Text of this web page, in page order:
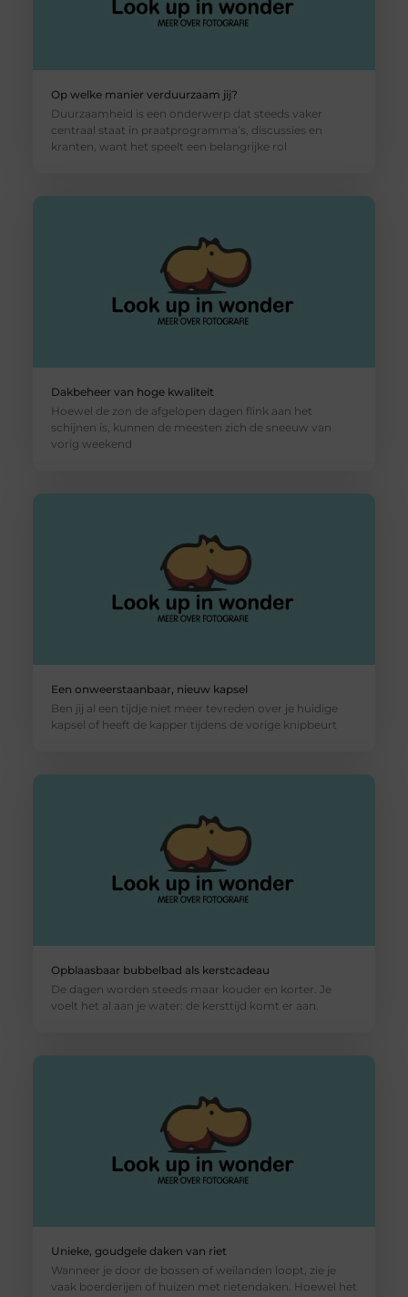
Op welke manier verduurzaam jij?
Duurzaamheid is een onderwerp dat steeds vaker
centraal staat in praatprogramma’s, discussies en
kranten, want het speelt een belangrijke rol
Dakbeheer van hoge kwaliteit
Hoewel de zon de afgelopen dagen flink aan het
schijnen is, kunnen de meesten zich de sneeuw van
vorig weekend
Een onweerstaanbaar, nieuw kapsel
Ben jij al een tijdje niet meer tevreden over je huidige
kapsel of heeft de kapper tijdens de vorige knipbeurt
Opblaasbaar bubbelbad als kerstcadeau
De dagen worden steeds maar kouder en korter. Je
voelt het al aan je water: de kersttijd komt er aan.
Unieke, goudgele daken van riet
Wanneer je door de bossen of weilanden loopt, zie je
vaak boerderijen of huizen met rietendaken. Hoewel het